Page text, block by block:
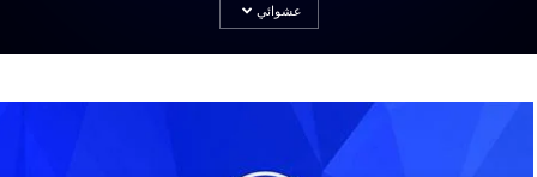
عشوائي